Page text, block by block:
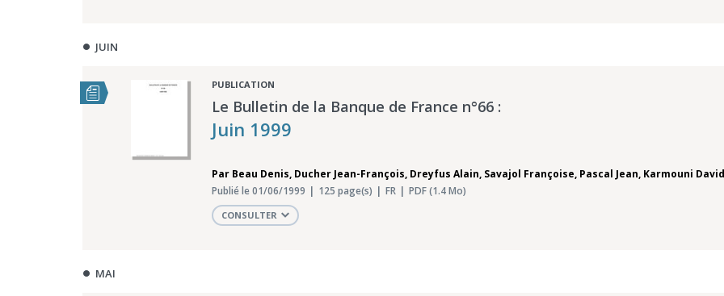
JUIN
PUBLICATION
Le Bulletin de la Banque de France n°66 :
Juin 1999
Par Beau Denis, Ducher Jean-François, Dreyfus Alain, Savajol Françoise, Pascal Jean, Karmouni David
Publié le 01/06/1999
125 page(s) FR PDF (1.4 Mo)
CONSULTER
MAI